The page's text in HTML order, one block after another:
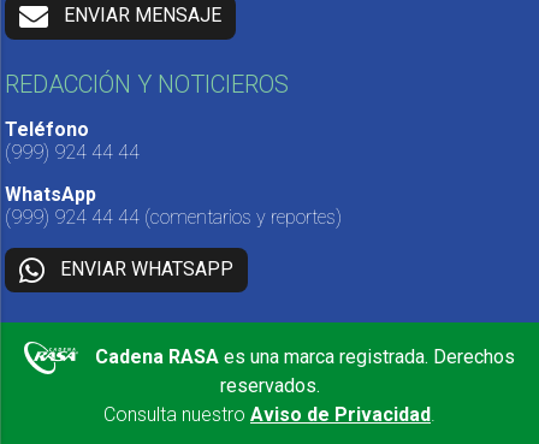
ENVIAR MENSAJE
REDACCIÓN Y NOTICIEROS
Teléfono
(999) 924 44 44
WhatsApp
(999) 924 44 44 (comentarios y reportes)
ENVIAR WHATSAPP
Cadena RASA es una marca registrada. Derechos
reservados.
Consulta nuestro Aviso de Privacidad.